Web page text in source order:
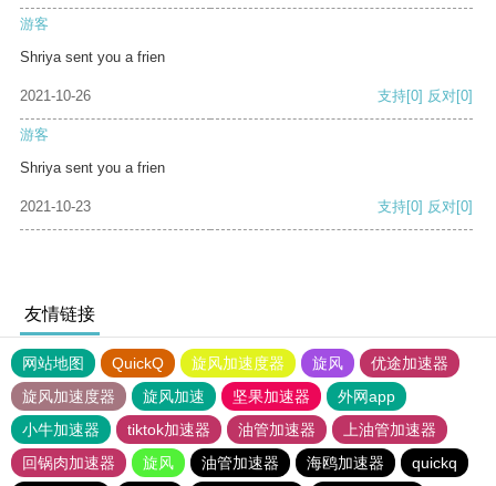
游客
Shriya sent you a frien
2021-10-26 支持[0] 反对[0]
游客
Shriya sent you a frien
2021-10-23 支持[0] 反对[0]
友情链接
网站地图 QuickQ 旋风加速度器 旋风
优途加速器
旋风加速度器
旋风加速 坚果加速器
外网app
小牛加速器
tiktok加速器 油管加速器
上油管加速器
回锅肉加速器
旋风 油管加速器 海鸥加速器
quickq